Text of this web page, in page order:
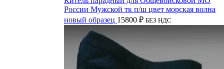
России Мужской тк п/ш цвет морская волна
новый образец 15800 ₽ БЕЗ НДС